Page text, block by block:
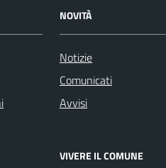
NOVITÀ
Notizie
Comunicati
Avvisi
VIVERE IL COMUNE